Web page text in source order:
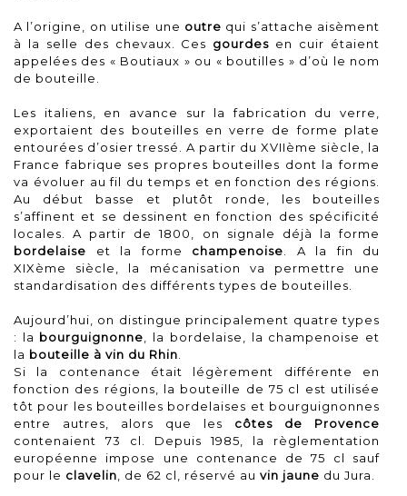
A l’origine, on utilise une outre qui s’attache aisèment
à la selle des chevaux. Ces gourdes en cuir étaient
appelées des « Boutiaux » ou « boutilles » d’où le nom
de bouteille.
Les italiens, en avance sur la fabrication du verre,
exportaient des bouteilles en verre de forme plate
entourées d’osier tressé. A partir du XVIIème siècle, la
France fabrique ses propres bouteilles dont la forme
va évoluer au fil du temps et en fonction des régions.
Au début basse et plutôt ronde, les bouteilles
s’affinent et se dessinent en fonction des spécificité
locales. A partir de 1800, on signale déjà la forme
bordelaise et la forme champenoise . A la fin du
XIXème siècle, la mécanisation va permettre une
standardisation des différents types de bouteilles.
Aujourd’hui, on distingue principalement quatre types
: la bourguignonne , la bordelaise, la champenoise et
la bouteille à vin du Rhin
Si la contenance était légèrement différente en
fonction des régions, la bouteille de 75 cl est utilisée
tôt pour les bouteilles bordelaises et bourguignonnes
entre autres, alors que les côtes de Provence
contenaient 73 cl. Depuis 1985, la règlementation
européenne impose une contenance de 75 cl sauf
pour le clavelin , de 62 cl, réservé au vin jaune du Jura.